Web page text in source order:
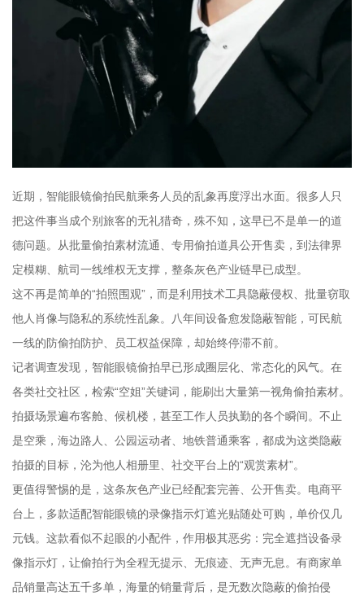
近期，智能眼镜偷拍民航乘务人员的乱象再度浮出水面。很多人只
把这件事当成个别旅客的无礼猎奇，殊不知，这早已不是单一的道
德问题。从批量偷拍素材流通、专用偷拍道具公开售卖，到法律界
定模糊、航司一线维权无支撑，整条灰色产业链早已成型。
这不再是简单的“拍照围观”，而是利用技术工具隐蔽侵权、批量窃取
他人肖像与隐私的系统性乱象。八年间设备愈发隐蔽智能，可民航
一线的防偷拍防护、员工权益保障，却始终停滞不前。
记者调查发现，智能眼镜偷拍早已形成圈层化、常态化的风气。在
各类社交社区，检索“空姐”关键词，能刷出大量第一视角偷拍素材。
拍摄场景遍布客舱、候机楼，甚至工作人员执勤的各个瞬间。不止
是空乘，海边路人、公园运动者、地铁普通乘客，都成为这类隐蔽
拍摄的目标，沦为他人相册里、社交平台上的“观赏素材”。
更值得警惕的是，这条灰色产业已经配套完善、公开售卖。电商平
台上，多款适配智能眼镜的录像指示灯遮光贴随处可购，单价仅几
元钱。这款看似不起眼的小配件，作用极其恶劣：完全遮挡设备录
像指示灯，让偷拍行为全程无提示、无痕迹、无声无息。有商家单
品销量高达五千多单，海量的销量背后，是无数次隐蔽的偷拍侵